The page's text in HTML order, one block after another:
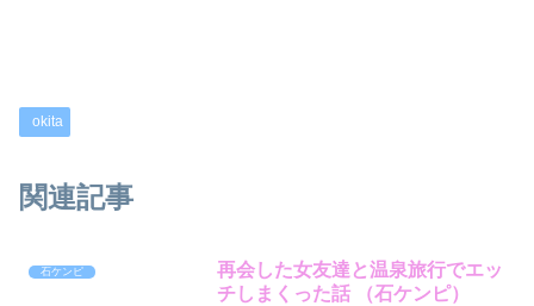
okita
関連記事
石ケンピ
再会した女友達と温泉旅行でエッ
チしまくった話 （石ケンピ）